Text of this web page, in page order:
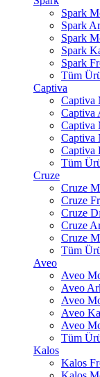
Spark
Spark
Spark
Spark
Spark
Tüm
Captiva
Captiva
Captiva
Captiva
Captiva
Captiva
Tüm
Cruze
Cruze
Cruze
Cruze
Cruze
Cruze
Tüm
Aveo
Aveo
Aveo
Aveo
Aveo
Aveo
Tüm
Kalos
Kalos